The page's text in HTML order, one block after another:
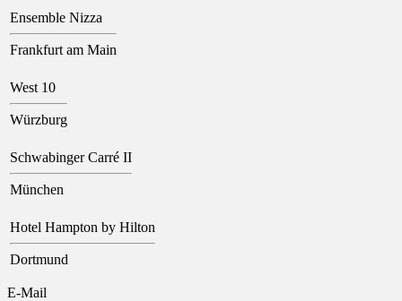
Ensemble Nizza
Frankfurt am Main
West 10
Würzburg
Schwabinger Carré II
München
Hotel Hampton by Hilton
Dortmund
E-Mail